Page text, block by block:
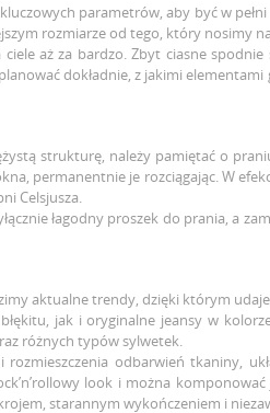
parametrów, aby być w
rozmiarze od tego, który nosimy
aż za bardzo. Zbyt ciasne
dokładnie, z jakimi
strukturę, należy pamiętać o
permanentnie je rozciągając. W
Celsjusza.
łagodny proszek do prania, a
aktualne trendy, dzięki którym
jak i oryginalne jeansy w
różnych typów sylwetek.
odbarwień tkaniny,
look i można
starannym wykończeniem i